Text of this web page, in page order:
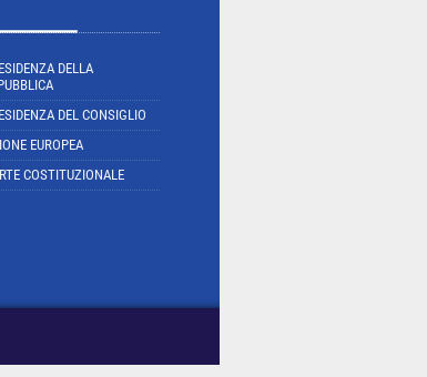
DELLA
DEL CONSIGLIO
EUROPEA
COSTITUZIONALE